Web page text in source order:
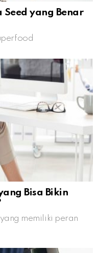
Seed yang Benar
Bisa Bikin
memiliki peran